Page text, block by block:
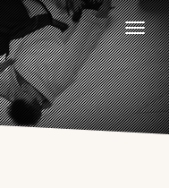
Toggle